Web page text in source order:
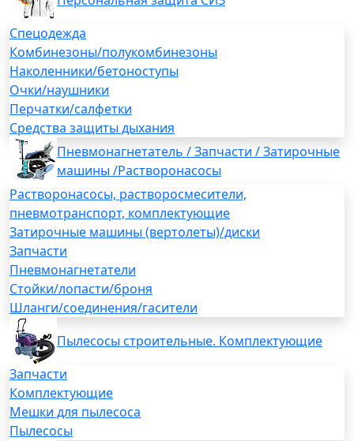
Спецодежда
Комбинезоны/полукомбинезоны
Наколенники/бетоноступы
Очки/наушники
Перчатки/салфетки
Средства защиты дыхания
Пневмонагнетатель / Запчасти / Затирочные
машины /Растворонасосы
Растворонасосы, растворосмесители,
пневмотранспорт, комплектующие
Затирочные машины (вертолеты)/диски
Запчасти
Пневмонагнетатели
Стойки/лопасти/броня
Шланги/соединения/гасители
Пылесосы строительные. Комплектующие
Запчасти
Комплектующие
Мешки для пылесоса
Пылесосы